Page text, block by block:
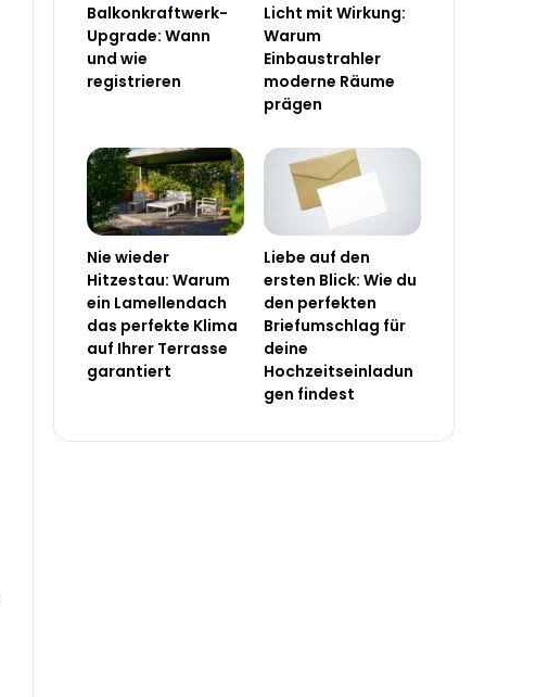
Balkonkraftwerk-
Upgrade: Wann
und wie
registrieren
Licht mit Wirkung:
Warum
Einbaustrahler
moderne Räume
prägen
Nie wieder
Hitzestau: Warum
ein Lamellendach
das perfekte Klima
auf Ihrer Terrasse
garantiert
Liebe auf den
ersten Blick: Wie du
den perfekten
Briefumschlag für
deine
Hochzeitseinladun
gen findest